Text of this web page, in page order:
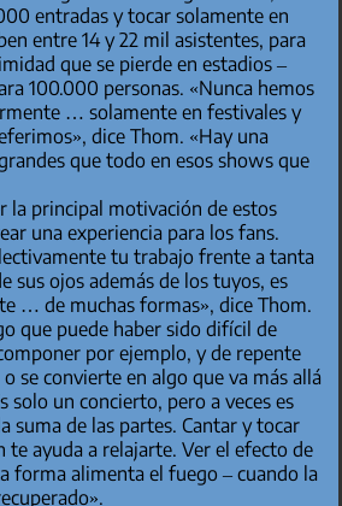
entradas y tocar solamente en
entre 14 y 22 mil asistentes, para
que se pierde en estadios –
100.000 personas. «Nunca hemos
… solamente en festivales y
dice Thom. «Hay una
que todo en esos shows que
la principal motivación de estos
una experiencia para los fans.
tu trabajo frente a tanta
sus ojos además de los tuyos, es
… de muchas formas», dice Thom.
que puede haber sido difícil de
por ejemplo, y de repente
se convierte en algo que va más allá
solo un concierto, pero a veces es
suma de las partes. Cantar y tocar
te ayuda a relajarte. Ver el efecto de
forma alimenta el fuego – cuando la